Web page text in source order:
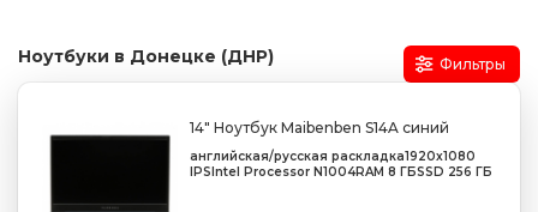
Ноутбуки в Донецке (ДНР) Фильтры
14" Ноутбук Maibenben S14A синий
английская/русская раскладка1920x1080
IPSIntel Processor N1004RAM 8 ГБSSD 256 ГБ